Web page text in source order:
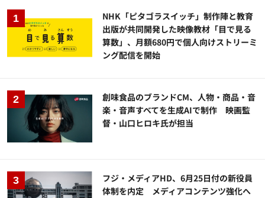
NHK「ピタゴラスイッチ」制作陣と教育
出版が共同開発した映像教材「目で見る
算数」、月額680円で個人向けストリーミ
ング配信を開始
創味食品のブランドCM、人物・商品・音
楽・音声すべてを生成AIで制作 映画監
督・山口ヒロキ氏が担当
フジ・メディアHD、6月25日付の新役員
体制を内定 メディアコンテンツ強化へ